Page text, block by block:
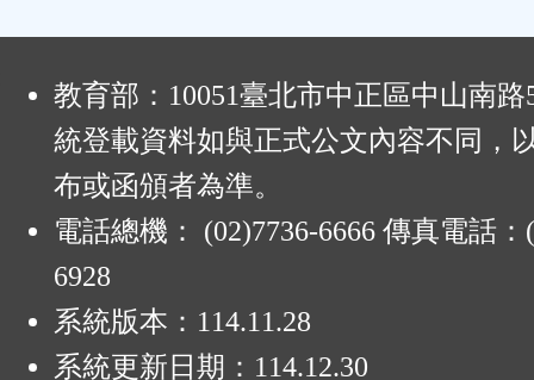
教育部：10051臺北市中正區中山南
統登載資料如與正式公文內容不同，
布或函頒者為準。
電話總機： (02)7736-6666 傳真電話：
6928
系統版本： 114.11.28
系統更新日期： 114.12.30